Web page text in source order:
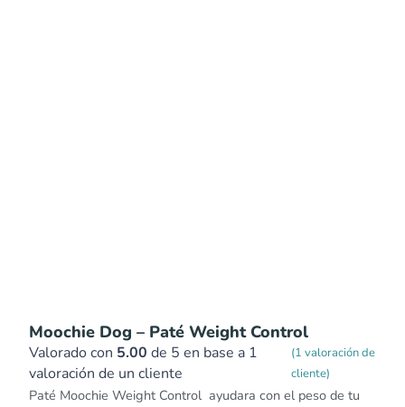
Moochie Dog – Paté Weight Control
Valorado con 5.00 de 5 en base a 1
valoración de un cliente
(1 valoración de
cliente)
Paté Moochie Weight Control ayudara con el peso de tu